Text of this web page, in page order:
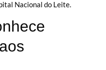
Nacional do Leite.